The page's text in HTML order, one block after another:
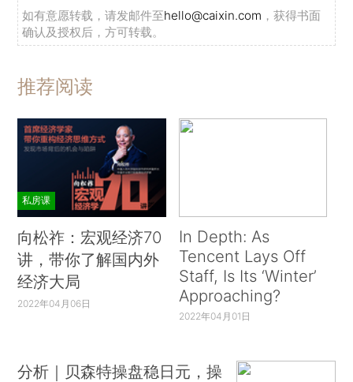
如有意愿转载，请发邮件至hello@caixin.com ，获得书面
确认及授权后，方可转载。
推荐阅读
私房课
向松祚：宏观经济70
讲，带你了解国内外
经济大局
2022年04月06日
In Depth: As
Tencent Lays Off
Staff, Is Its ‘Winter’
Approaching?
2022年04月01日
分析｜贝森特操盘稳日元，操